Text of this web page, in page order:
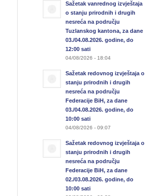
Sažetak vanrednog izvještaja
o stanju prirodnih i drugih
nesreća na području
Tuzlanskog kantona, za dane
03./04.08.2026. godine, do
12:00 sati
04/08/2026 - 18:04
Sažetak redovnog izvještaja o
stanju prirodnih i drugih
nesreća na području
Federacije BiH, za dane
03./04.08.2026. godine, do
10:00 sati
04/08/2026 - 09:07
Sažetak redovnog izvještaja o
stanju prirodnih i drugih
nesreća na području
Federacije BiH, za dane
02./03.08.2026. godine, do
10:00 sati